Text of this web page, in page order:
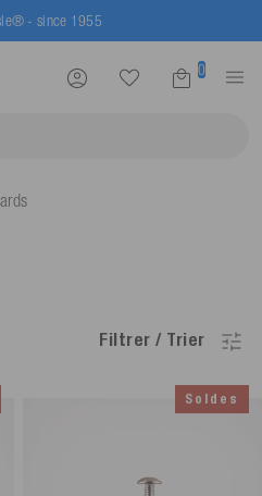
- since 1955
0
Filtrer / Trier
Soldes